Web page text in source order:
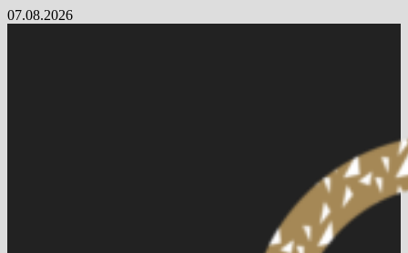
Skip
07.08.2026